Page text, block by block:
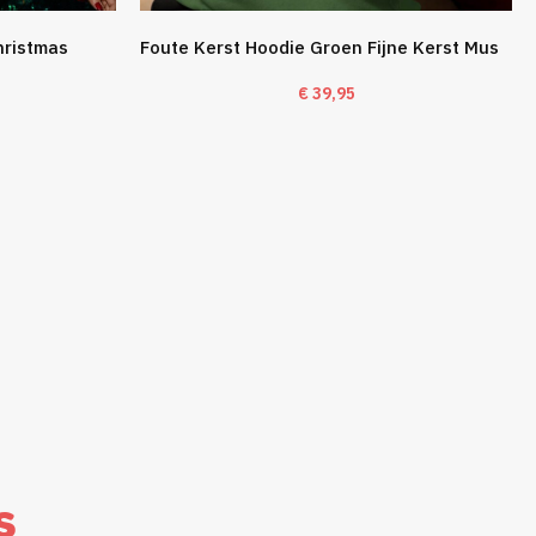
Foute Kerst Hoodie Groen Fijne Kerst Mus
€39,95